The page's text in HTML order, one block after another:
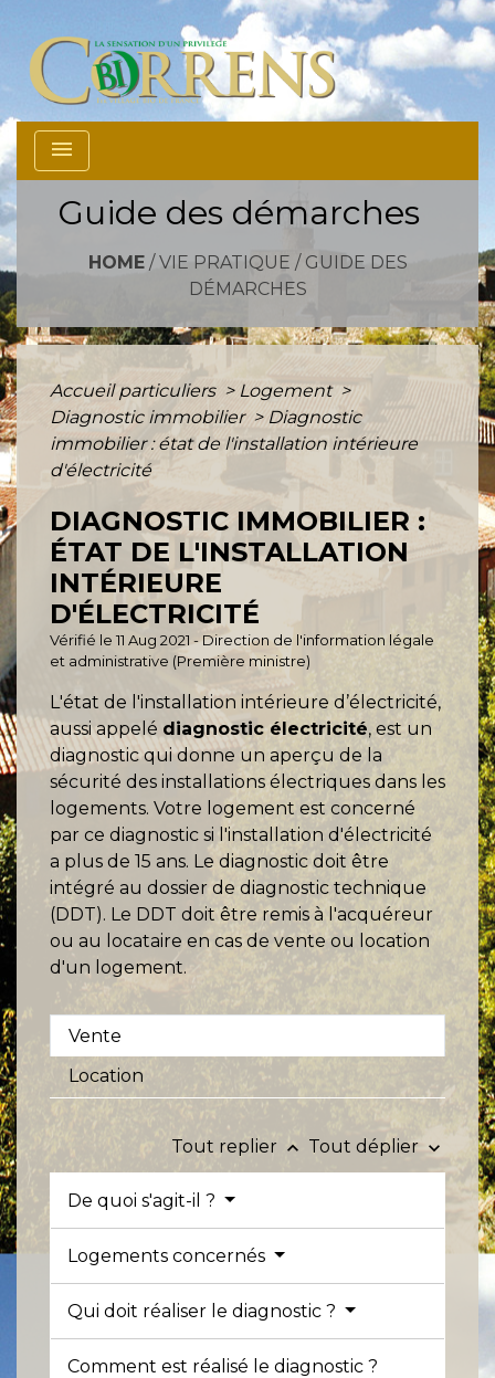
menu
Guide des démarches
HOME/ VIE PRATIQUE / GUIDE DES
DÉMARCHES
Accueil particuliers > Logement >
Diagnostic immobilier > Diagnostic
immobilier : état de l'installation intérieure
d'électricité
DIAGNOSTIC IMMOBILIER :
ÉTAT DE L'INSTALLATION
INTÉRIEURE
D'ÉLECTRICITÉ
Vérifié le 11 Aug 2021 - Direction de l'information légale
et administrative (Première ministre)
L'état de l'installation intérieure d’électricité,
aussi appelé diagnostic électricité, est un
diagnostic qui donne un aperçu de la
sécurité des installations électriques dans les
logements. Votre logement est concerné
par ce diagnostic si l'installation d'électricité
a plus de 15 ans. Le diagnostic doit être
intégré au dossier de diagnostic technique
(DDT). Le DDT doit être remis à l'acquéreur
ou au locataire en cas de vente ou location
d'un logement.
Vente
Location
Tout replier keyboard_arrow_up Tout déplier keyboard_arrow_down
De quoi s'agit-il ?
Logements concernés
Qui doit réaliser le diagnostic ?
Comment est réalisé le diagnostic ?